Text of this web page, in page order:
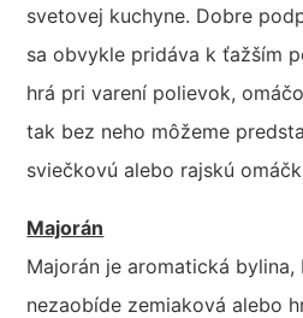
svetovej kuchyne. Dobre
sa obvykle pridáva k ťažším
hrá pri varení polievok,
tak bez neho môžeme
sviečkovú alebo rajskú
Majorán
Majorán je aromatická bylina,
nezaobíde zemiaková alebo